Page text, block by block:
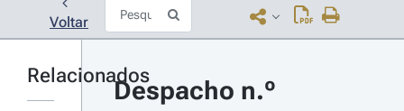
Voltar
Relacionados
Despacho n.º